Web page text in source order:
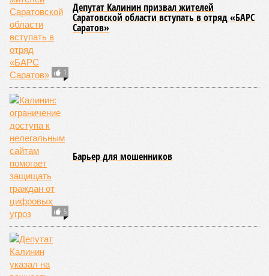
1
Депутат Калинин призвал жителей
Саратовской области вступать в отряд «БАРС
Саратов»
5
Барьер для мошенников